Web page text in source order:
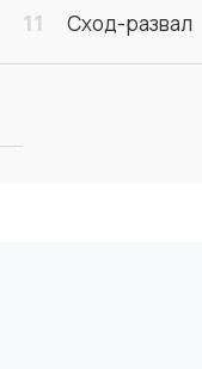
11 Сход-развал